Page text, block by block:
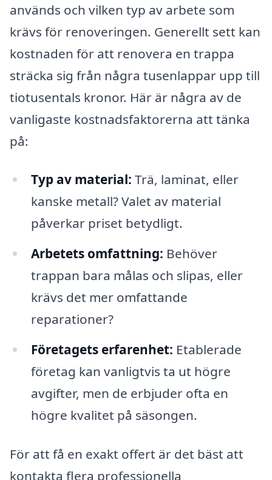
används och vilken typ av arbete som
krävs för renoveringen. Generellt sett kan
kostnaden för att renovera en trappa
sträcka sig från några tusenlappar upp till
tiotusentals kronor. Här är några av de
vanligaste kostnadsfaktorerna att tänka
på:
Typ av material: Trä, laminat, eller
kanske metall? Valet av material
påverkar priset betydligt.
Arbetets omfattning: Behöver
trappan bara målas och slipas, eller
krävs det mer omfattande
reparationer?
Företagets erfarenhet: Etablerade
företag kan vanligtvis ta ut högre
avgifter, men de erbjuder ofta en
högre kvalitet på säsongen.
För att få en exakt offert är det bäst att
kontakta flera professionella